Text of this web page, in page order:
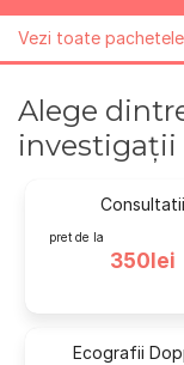
Vezi toate
Alege
investigații
Consultatii
pret de la
350lei
Ecografii